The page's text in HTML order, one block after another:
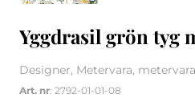
Yggdrasil grön tyg
Designer, Metervara,
Art. nr: 2792-01-01-08